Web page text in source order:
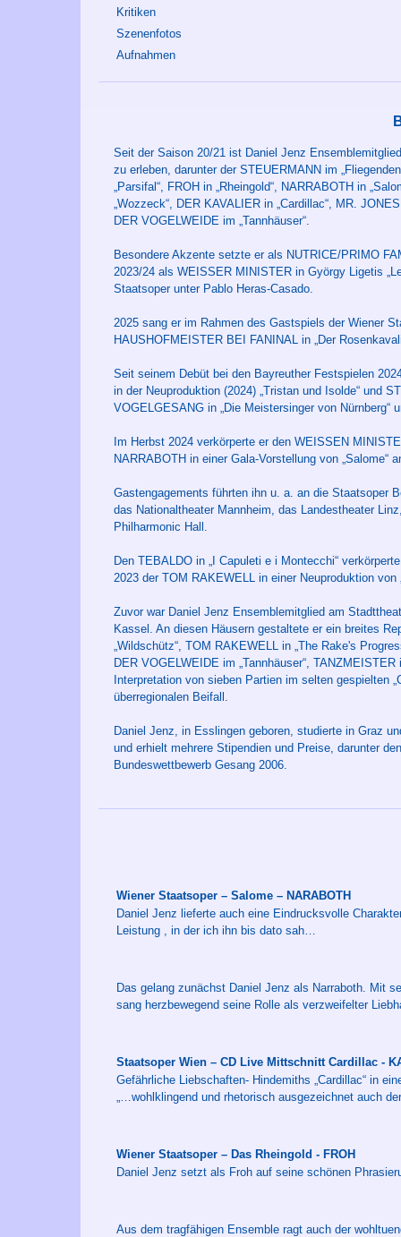
Kritiken
Szenenfotos
Aufnahmen
Seit der Saison 20/21 ist Daniel Jenz
zu erleben, darunter der STEUERMANN im
„Parsifal“, FROH in „Rheingold“, NARRABOTH in
„Wozzeck“, DER KAVALIER in „Cardillac“, MR.
DER VOGELWEIDE im „Tannhäuser“.
Besondere Akzente setzte er als NUTRICE/PRIMO
2023/24 als WEISSER MINISTER in György Ligetis
Staatsoper unter Pablo Heras-Casado.
2025 sang er im Rahmen des Gastspiels der Wiener
HAUSHOFMEISTER BEI FANINAL in „Der
Seit seinem Debüt bei den Bayreuther Festspielen
in der Neuproduktion (2024) „Tristan und Isolde“ und
VOGELGESANG in „Die Meistersinger von Nürnberg“
Im Herbst 2024 verkörperte er den WEISSEN
NARRABOTH in einer Gala-Vorstellung von
Gastengagements führten ihn u. a. an die Staatsoper
das Nationaltheater Mannheim, das Landestheater
Philharmonic Hall.
Den TEBALDO in „I Capuleti e i Montecchi“
2023 der TOM RAKEWELL in einer Neuproduktion von
Zuvor war Daniel Jenz Ensemblemitglied am
Kassel. An diesen Häusern gestaltete er ein breites
„Wildschütz“, TOM RAKEWELL in „The Rake's
DER VOGELWEIDE im „Tannhäuser“,
Interpretation von sieben Partien im selten gespielten
überregionalen Beifall.
Daniel Jenz, in Esslingen geboren, studierte in Graz
und erhielt mehrere Stipendien und Preise, darunter
Bundeswettbewerb Gesang 2006.
Wiener Staatsoper – Salome – NARABOTH
Daniel Jenz lieferte auch eine Eindrucksvolle
Leistung , in der ich ihn bis dato sah…
Das gelang zunächst Daniel Jenz als Narraboth. Mit
sang herzbewegend seine Rolle als verzweifelter
Staatsoper Wien – CD Live Mittschnitt Cardillac -
Gefährliche Liebschaften- Hindemiths „Cardillac“ in
„…wohlklingend und rhetorisch ausgezeichnet auch
Wiener Staatsoper – Das Rheingold - FROH
Daniel Jenz setzt als Froh auf seine schönen
Aus dem tragfähigen Ensemble ragt auch der